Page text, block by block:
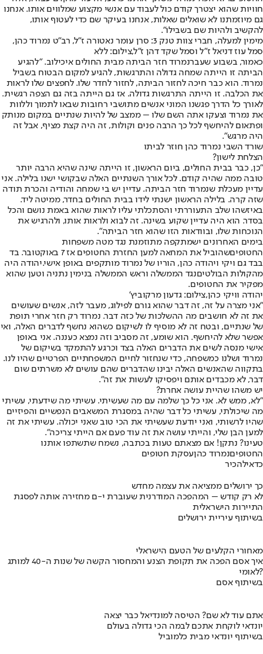
חוויות שהוא יצטרך קודם כול לעבוד עם אנשי מקצוע שמלווים אותו. אנחנו
גם מיוזמתנו לא שואלים שאלות, אנחנו בעיקר שם כדי לעטוף אותו,
להקשיב ולהיות שם בשבילו".
מימין למעלה, חברי צוות טנק 3: סרן עומר נאטורה ז"ל, רב"ט נמרוד כהן,
סמל עוז דניאל ז"ל וסמל שקד דהן ז"ל,צילום: ללא
כאמור, בשבוע שעברנמרוד חזר הביתה מבית החולים איכילוב. "להגיע
הביתה זו הייתה שמחה גדולה והתרגשות, להגיע למקום הבטוח בשביל
נמרוד. הוא כבר חיכה לחזור הביתה, לחזור לחדר שלו. לחפצים שלו לראות
את הכלבה. זו הייתה התרגשות גדולה. אז גם הייתה בזה גם הצפה רגשית.
לאורך כל הדרך פגשנו המוני אנשים מתושבי רחובות שבאו לתמוך וללוות
את נמרוד וצעקו אתה השם שלו – ממצב של להיות שנתיים במקום מנותק
ופתאום להיחשף לכל כך הרבה פנים וקולות, זה היה קצת מציף, אבל זה
היה מרגש".
שורד השבי נמרוד כהן חוזר לביתו
הצלחת לישון?
"כן, כבר בבית החולים, ביום הראשון, זו הייתה שינה שהיא הרבה יותר
טובה ממה שהיה קודם. לכל אורך השנתיים האלה שבקושי ישנו בלילה. אני
עדיין מעכלת שנמרוד חזר הביתה. עדיין יש בי שמחה והודיה והכרת תודה
שזה קרה. בלילה הראשון ישנתי לידו בבית החולים בחדר, ממיטה ליד.
באיזשהו שלב התעוררתי והסתכלתי עליו לראות שהוא באמת נושם והכל
בסדר. הוא היה עדיין שקוע בשינה. זה לבוא ולראות אותו, ולהרגיש את
הנוכחות שלו, ובוודאות הזו שהוא חזר הביתה".
בימים האחרונים ישמתקפה מתוזמנת נגד מטה משפחות
החטופים
שהוביל את המחאה למען החזרת החטופים אז 7 באוקטובר. בד
בבד גם ויקי ויהודה כהן, הוריו של נמרוד מותקפים באופן אישי.יהודה היה
מהקולות הבולטיםנגד הממשלה וראש הממשלה בנימין נתניה וטען שהוא
מפקיר את החטופים.
יהודה וויקי כהן,צילום: גדעון מרקוביץ'
"אני מצרה על זה, זה דבר שהוא גורם לפילוג, מעבר לזה, אנשים שעושים
את זה לא חושבים מה ההשלכות של כזה דבר. נמרוד רק חזר אחרי תופת
של שנתיים, ובטח זה לא מוסיף לו לשיקום כשהוא נחשף לדברים האלה, ואי
אפשר שלא להיחשף. הוא שומע, זה מסביב וזה נמצא כעננה. אני באופן
אישי מנסה לשים את הדברים האלה בצד וכרגע להתמקד בשיקום של
נמרוד ושלנו כמשפחה, כדי שנחזור לחיים המשפחתיים הפרטיים שהיו לנו.
בתקווה שהאנשים האלה יבינו שהדברים שהם עושים לא משרתים שום
דבר, לא מכבדים אותם ויפסיקו לעשות את זה".
יש משהו שהיית עושה אחרת?
"לא, ממש לא. אני כל כך שלמה עם מה שעשיתי. עשיתי מה שידעתי, עשיתי
מה שיכולתי, עשיתי כל דבר שהיה במסגרת המשאבים הנפשיים והפיזיים
שהיו לרשותי, ואני יודעת שעשיתי את הכי טוב שאני יכולה. עשיתי את זה
למען הבן שלי, והייתי עושה את זה עוד פעם אם הייתי צריכה".
טעינו? נתקן! אם מצאתם טעות בכתבה, נשמח שתשתפו אותנו
החטופיםנמרוד כהןעסקת חטופים
כדאילהכיר
כך ירושלים ממציאה את עצמה מחדש
לא רק קודש – המהפכה המודרנית שעוברת י-ם מחזירה אותה לפסגת
התיירות הישראלית
בשיתוף עיריית ירושלים
מאחורי הקלעים של הטעם הישראלי
איך אסם הפכה את תקופת הצנע והמחסור הקשה של שנות ה-40 למותג
לאומי?
בשיתוף אסם
אתם עוד לא שם? הטיסה למונדיאל כבר יצאה
יונדאי לוקחת אתכם לבמה הכי גדולה בעולם
בשיתוף יונדאי מבית כלמוביל